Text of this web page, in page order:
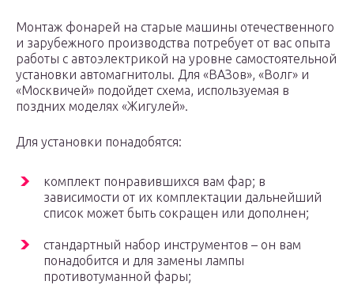
Монтаж фонарей на старые машины отечественного
и зарубежного производства потребует от вас опыта
работы с автоэлектрикой на уровне самостоятельной
установки автомагнитолы. Для «ВАЗов», «Волг» и
«Москвичей» подойдет схема, используемая в
поздних моделях «Жигулей».
Для установки понадобятся:
комплект понравившихся вам фар; в
зависимости от их комплектации дальнейший
список может быть сокращен или дополнен;
стандартный набор инструментов – он вам
понадобится и для замены лампы
противотуманной фары;